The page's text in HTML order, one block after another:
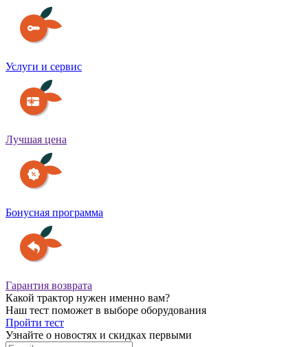
Услуги и сервис
Лучшая цена
Бонусная программа
Гарантия возврата
Какой трактор нужен именно вам?
Наш тест поможет в выборе оборудования
Пройти тест
Узнайте о новостях и скидках первыми